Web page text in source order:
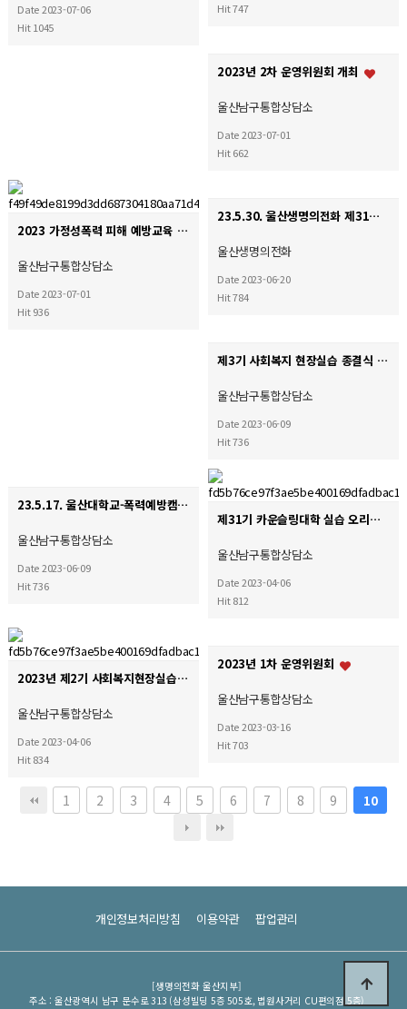
Date 2023-07-06
Hit 1045
Hit 747
2023년 2차 운영위원회 개최
울산남구통합상담소
Date 2023-07-01
Hit 662
2023 가정성폭력 피해 예방교육 '평화의 종소리' 심화교육
울산남구통합상담소
Date 2023-07-01
Hit 936
23.5.30. 울산생명의전화 제31기 카운슬링대학 수료식
울산생명의전화
Date 2023-06-20
Hit 784
제3기 사회복지 현장실습 종결식
울산남구통합상담소
Date 2023-06-09
Hit 736
23.5.17. 울산대학교-폭력예방캠페인
울산남구통합상담소
Date 2023-06-09
Hit 736
제31기 카운슬링대학 실습 오리엔테이션
울산남구통합상담소
Date 2023-04-06
Hit 812
2023년 제2기 사회복지현장실습 종결실
울산남구통합상담소
Date 2023-04-06
Hit 834
2023년 1차 운영위원회
울산남구통합상담소
Date 2023-03-16
Hit 703
1 2 3 4 5 6 7 8 9 10
개인정보처리방침 이용약관 팝업관리
[생명의전화 울산지부]
주소 : 울산광역시 남구 문수로 313 (삼성빌딩 5층 505호, 법원사거리 CU편의점 5층)